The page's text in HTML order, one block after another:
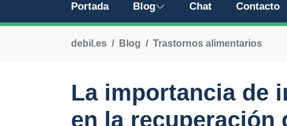
Portada Blog Chat Contacto
debil.es Blog Trastornos alimentarios
La importancia de
en la recuperación